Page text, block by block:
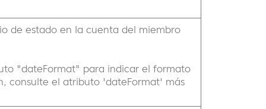
de estado en la cuenta del miembro
"dateFormat" para indicar el formato
consulte el atributo 'dateFormat' más